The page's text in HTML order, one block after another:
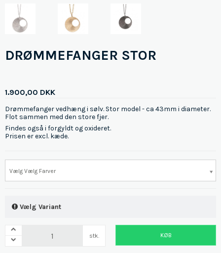
DRØMMEFANGER STOR
1.900,00 DKK
Drømmefanger vedhæng i sølv. Stor model - ca 43mm i diameter.
Flot sammen med den store fjer.
Findes også i forgyldt og oxideret.
Prisen er excl. kæde.
Vælg Vælg Farver
Vælg Variant
stk. KØB